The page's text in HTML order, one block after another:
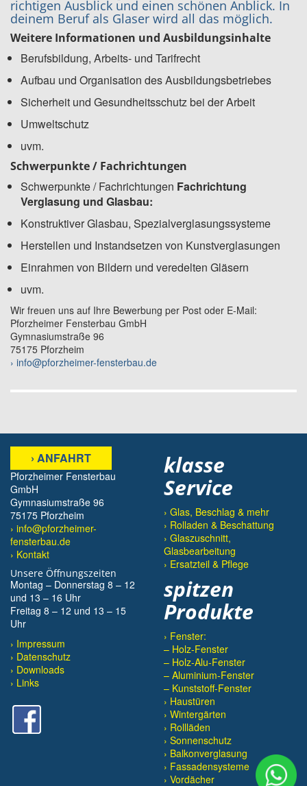
richtigen Ausblick und einen schönen Anblick. In
deinem Beruf als Glaser wird all das möglich.
Weitere Informationen und Ausbildungsinhalte
Berufsbildung, Arbeits- und Tarifrecht
Aufbau und Organisation des Ausbildungsbetriebes
Sicherheit und Gesundheitsschutz bei der Arbeit
Umweltschutz
uvm.
Schwerpunkte / Fachrichtungen
Schwerpunkte / Fachrichtungen Fachrichtung
Verglasung und Glasbau:
Konstruktiver Glasbau, Spezialverglasungssysteme
Herstellen und Instandsetzen von Kunstverglasungen
Einrahmen von Bildern und veredelten Gläsern
uvm.
Wir freuen uns auf Ihre Bewerbung per Post oder E-Mail:
Pforzheimer Fensterbau GmbH
Gymnasiumstraße 96
75175 Pforzheim
› info@pforzheimer-fensterbau.de
› ANFAHRT
Pforzheimer Fensterbau
GmbH
Gymnasiumstraße 96
75175 Pforzheim
› info@pforzheimer-
fensterbau.de
› Kontakt
Unsere Öffnungszeiten
Montag – Donnerstag 8 – 12
und 13 – 16 Uhr
Freitag 8 – 12 und 13 – 15
Uhr
Impressum
Datenschutz
Downloads
Links
klasse
Service
› Glas, Beschlag & mehr
› Rolladen & Beschattung
› Glaszuschnitt,
Glasbearbeitung
› Ersatzteil & Pflege
spitzen
Produkte
› Fenster:
– Holz-Fenster
– Holz-Alu-Fenster
– Aluminium-Fenster
– Kunststoff-Fenster
› Haustüren
› Wintergärten
› Rollläden
› Sonnenschutz
› Balkonverglasung
› Fassadensysteme
› Vordächer